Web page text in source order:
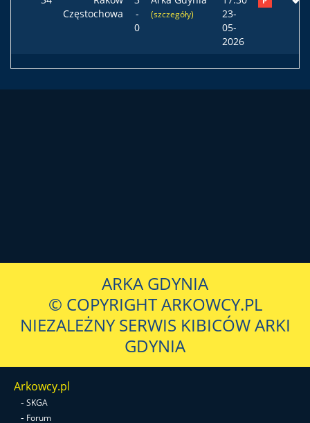
Częstochowa
-
0
(szczegóły)
23-
05-
2026
ARKA GDYNIA
© COPYRIGHT ARKOWCY.PL
NIEZALEŻNY SERWIS KIBICÓW ARKI
GDYNIA
Arkowcy.pl
- SKGA
- Forum